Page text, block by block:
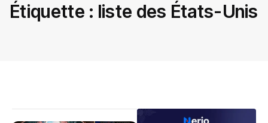
Étiquette : liste des États-Unis